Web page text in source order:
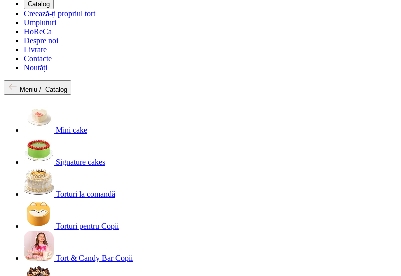
Catalog
Creează-ți propriul tort
Umpluturi
HoReCa
Despre noi
Livrare
Contacte
Noutăți
Meniu / Catalog
Mini cake
Signature cakes
Torturi la comandă
Torturi pentru Copii
Tort & Candy Bar Copii